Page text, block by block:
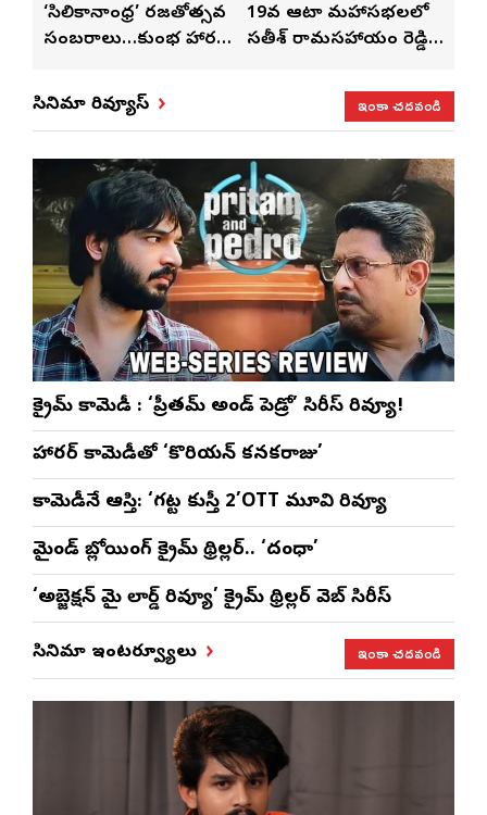
‘సిలికానాంధ్ర’ రజతోత్సవ
సంబరాలు…కుంభ హారతి
19వ ఆటా మహాసభలలో
సతీశ్ రామసహాయం రెడ్డి
సినిమా రివ్యూస్
ఇంకా చదవండి
క్రైమ్ కామెడీ : ‘ప్రీతమ్ అండ్ పెడ్రో’ సిరీస్ రివ్యూ!
హారర్ కామెడీతో ‘కొరియన్ కనకరాజు’
కామెడీనే ఆస్తి: ‘గట్ట కుస్తీ 2’OTT మూవి రివ్యూ
మైండ్ బ్లోయింగ్ క్రైమ్ థ్రిల్లర్.. ‘దంధా’
‘అబ్జెక్ష‌న్ మై లార్డ్ రివ్యూ’ క్రైమ్ థ్రిల్ల‌ర్ వెబ్ సిరీస్
సినిమా ఇంటర్వ్యూలు ఇంకా చదవండి